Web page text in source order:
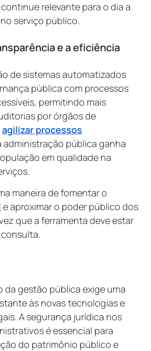
relevante para o dia a
serviço público.
e a eficiência
de sistemas automatizados
pública com processos
permitindo mais
por órgãos de
agilizar processos
administração pública ganha
em qualidade na
maneira de fomentar o
e aproximar o poder público dos
que a ferramenta deve estar
da gestão pública exige uma
às novas tecnologias e
A segurança jurídica nos
é essencial para
do patrimônio público e